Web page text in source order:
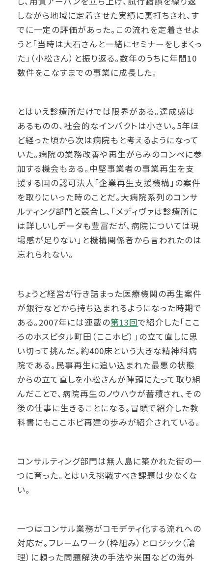
しながら地域に定着させた実績に裏打ちされ、す
でに一定の評価があった。この流れを定着させよ
うと「当時は大石さんと一緒にセミナーをしまくっ
た」（小松さん）と振り返る。数年のうちに年間10
数件をこなすまでの事業に成長した。
とはいえ診療所だけでは限界がある。達成感は
あるものの、社会的なインパクトは小さい。5年ほ
ど経った頃から次は病院もと考えるようになって
いた。病院の業務改善や再生がらみのコンペに参
加する機会もある。中堅事業者の事業再生を支
援する国の認可法人「企業再生支援機構」の案件
を取りにいった時のことだ。大病院系列のコンサ
ルティング部門と競合し、「メディヴァは診療所に
は詳しいしデータも豊富だが、病院については現
場感が足りない」と機構関係者から言われたのは
忘れられない。
ちょうど経営が行き詰まった医療機関の再生案件
が銀行などから持ち込まれるようになった時期で
ある。2007年には連載の第13回で紹介した「ここ
ろのホスピタル町田（ここホピ）」の立て直しに思
い切って挑んだ。約400床という大きな精神科病
院である。民事再生に追い込まれた最悪の状態
からの立て直しを小松さんが陣頭にたって取り組
んだことで、病院再生のノウハウが蓄積され、その
後の仕事に生きることになる。冒頭で紹介した教
科書にもここホピ再建の歩みが紹介されている。
コンサルティング部門は無人島に築かれた街の一
つに育った。とはいえ挑戦すべき課題は少なくな
い。
一つはコンサル業務がコモデティ化する流れへの
対応だ。フレームワーク（枠組み）とロジック（論
理）に頼った問題解決の手法や米国などの海外